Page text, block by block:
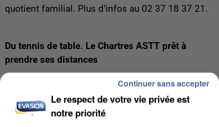
quotient familial. Plus d’infos au 02 37 18 37 21.
Du tennis de table. Le Chartres ASTT prêt à
prendre ses distances
Le championnat de Pro B a repris la semaine
place avec quatre autres équipes pour le moment.
Les anciens pensionnaires de Pro A comptent
Le respect de votre vie privée est
notre priorité
Continuer sans accepter